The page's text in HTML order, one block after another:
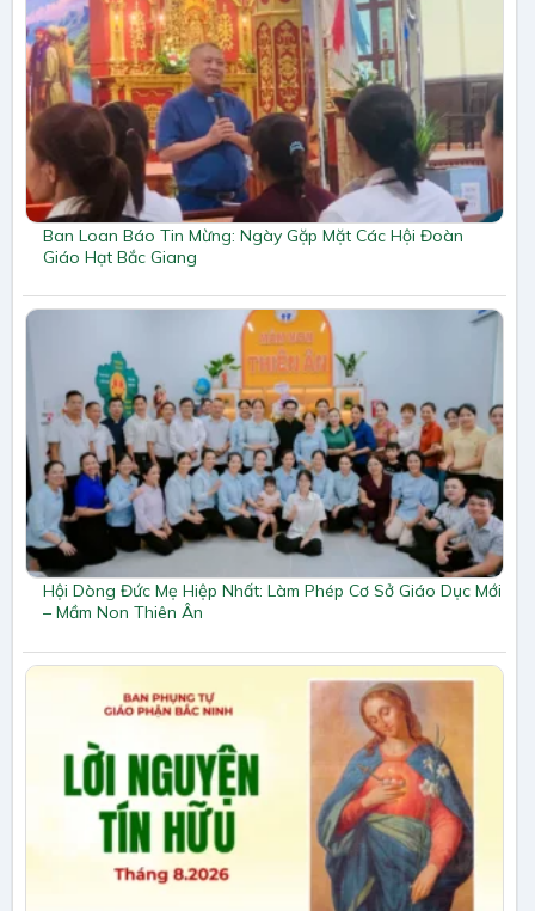
Ban Loan Báo Tin Mừng: Ngày Gặp Mặt Các Hội Đoàn
Giáo Hạt Bắc Giang
Hội Dòng Đức Mẹ Hiệp Nhất: Làm Phép Cơ Sở Giáo Dục Mới
– Mầm Non Thiên Ân